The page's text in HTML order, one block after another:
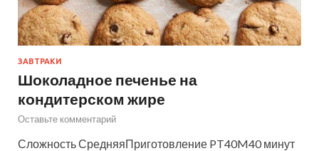
ЗАВТРАКИ
Шоколадное печенье на
кондитерском жире
Оставьте комментарий
Сложность СредняяПриготовление PT40M40 минут